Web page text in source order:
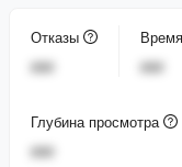
Отказы
###
###
Глубина просмотра
###